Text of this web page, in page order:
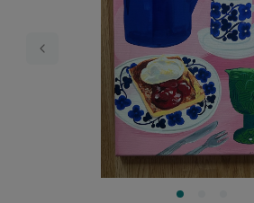
Previous